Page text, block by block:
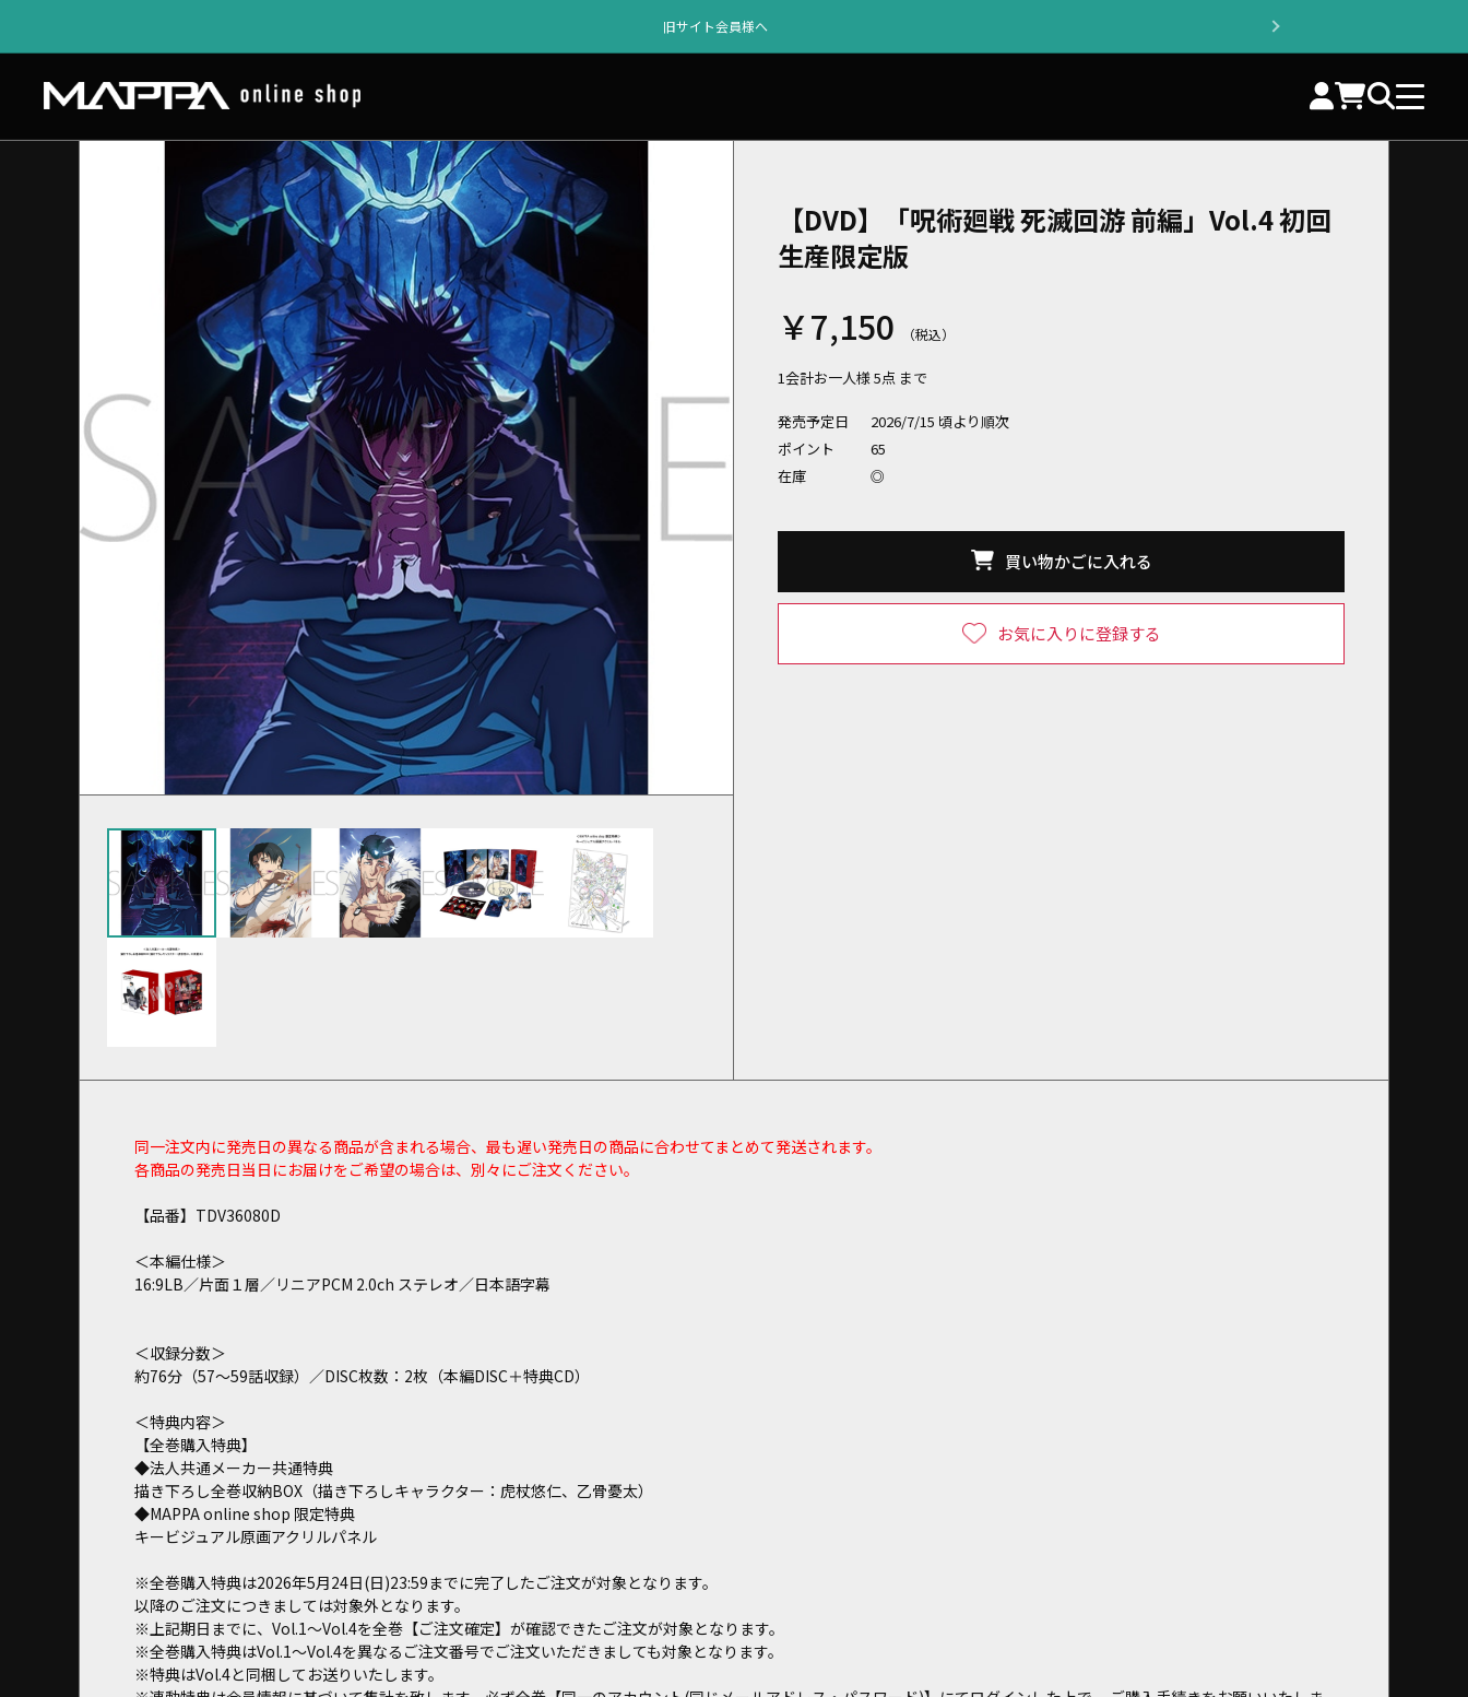
旧サイト会員様へ
【DVD】「呪術廻戦 死滅回游 前編」Vol.4 初回
生産限定版
￥7,150
1会計お一人様 5点 まで
発売予定日
2026/7/15 頃より順次
ポイント
65
在庫
◎
買い物かごに入れる
お気に入りに登録する
同一注文内に発売日の異なる商品が含まれる場合、最も遅い発売日の商品に合わせてまとめて発送されます。
各商品の発売日当日にお届けをご希望の場合は、別々にご注文ください。
【品番】TDV36080D
＜本編仕様＞
16:9LB／片面１層／リニアPCM 2.0ch ステレオ／日本語字幕
＜収録分数＞
約76分（57～59話収録）／DISC枚数：2枚（本編DISC＋特典CD）
＜特典内容＞
【全巻購入特典】
◆法人共通メーカー共通特典
描き下ろし全巻収納BOX（描き下ろしキャラクター：虎杖悠仁、乙骨憂太）
◆MAPPA online shop 限定特典
キービジュアル原画アクリルパネル
※全巻購入特典は2026年5月24日(日)23:59までに完了したご注文が対象となります。
以降のご注文につきましては対象外となります。
※上記期日までに、Vol.1～Vol.4を全巻【ご注文確定】が確認できたご注文が対象となります。
※全巻購入特典はVol.1～Vol.4を異なるご注文番号でご注文いただきましても対象となります。
※特典はVol.4と同梱してお送りいたします。